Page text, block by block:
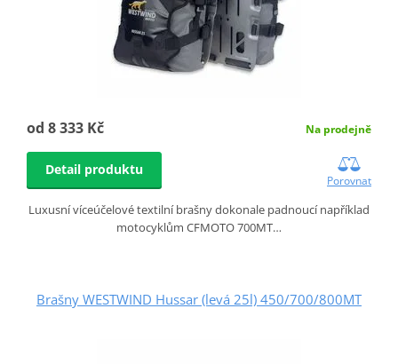
od 8 333 Kč Na prodejně
Detail produktu
Porovnat
Luxusní víceúčelové textilní brašny dokonale padnoucí například
motocyklům CFMOTO 700MT…
Brašny WESTWIND Hussar (levá 25l) 450/700/800MT